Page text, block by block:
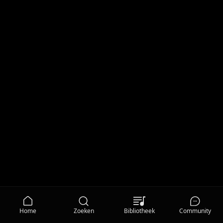
Home Zoeken Bibliotheek Community